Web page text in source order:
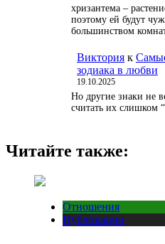
хризантема –
поэтому ей будут
большинством
Виктория к
зодиака в любви
19.10.2025
Но другие знаки не
считать их слишком
Читайте также:
Отношения
Публикации